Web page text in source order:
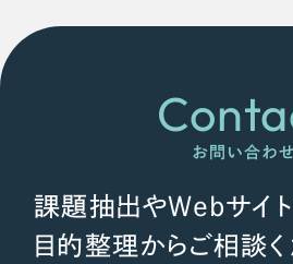
お問い合わせ
課題抽出やWebサイ
目的整理からご相談く